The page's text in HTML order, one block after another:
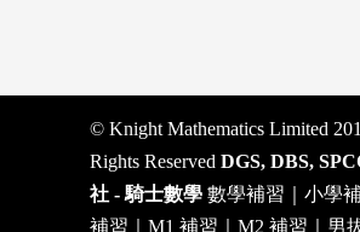
© Knight Mathematics Limited
Rights Reserved DGS, DBS,
社 - 騎士數學 數學補習｜小學
補習｜M1 補習｜M2 補習｜男